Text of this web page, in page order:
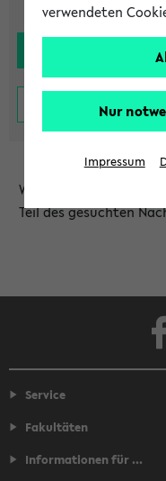
Wählen Sie die
Teil des gesuchten
Service
Fakultäten
Informationen für ...
verwendeten
Nur
Impressum